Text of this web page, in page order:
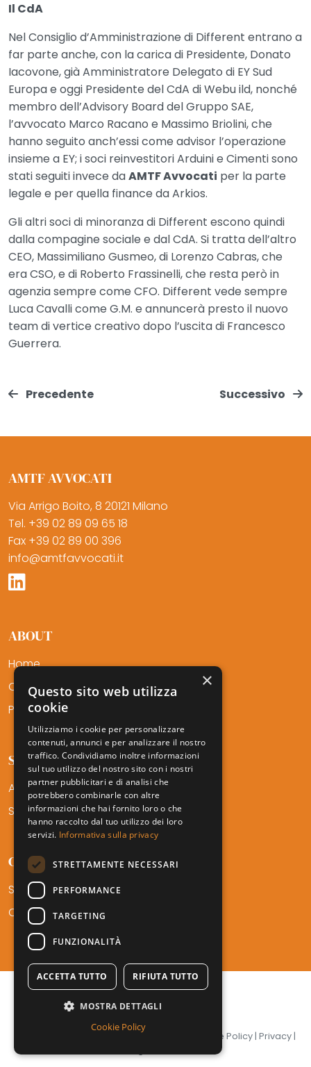
Il CdA
Nel Consiglio d’Amministrazione di Different entrano a
far parte anche, con la carica di Presidente, Donato
Iacovone, già Amministratore Delegato di EY Sud
Europa e oggi Presidente del CdA di Webu ild, nonché
membro dell’Advisory Board del Gruppo SAE,
l’avvocato Marco Racano e Massimo Briolini, che
hanno seguito anch’essi come advisor l’operazione
insieme a EY; i soci reinvestitori Arduini e Cimenti sono
stati seguiti invece daAMTF Avvocati per la parte
legale e per quella finance da Arkios.
Gli altri soci di minoranza di Different escono quindi
dalla compagine sociale e dal CdA. Si tratta dell’altro
CEO, Massimiliano Gusmeo, di Lorenzo Cabras, che
era CSO, e di Roberto Frassinelli, che resta però in
agenzia sempre come CFO. Different vede sempre
Luca Cavalli come G.M. e annuncerà presto il nuovo
team di vertice creativo dopo l’uscita di Francesco
Guerrera.
Precedente Successivo
AMTF AVVOCATI
Via Arrigo Boito, 8 20121 Milano
Tel. +39 02 89 09 65 18
Fax +39 02 89 00 396
info@amtfavvocati.it
ABOUT
Home
Chi Siamo
Professionisti
SERVIZI AMTF
Aree di Competenza
Settori
CONTATTI
Sedi
Career
© 2026 AMTF Avvocati. P.I. 12345678910 | Cookie Policy | Privacy |
×
Questo sito web utilizza
cookie
Utilizziamo i cookie per personalizzare
contenuti, annunci e per analizzare il nostro
traffico. Condividiamo inoltre informazioni
sul tuo utilizzo del nostro sito con i nostri
partner pubblicitari e di analisi che
potrebbero combinarle con altre
informazioni che hai fornito loro o che
hanno raccolto dal tuo utilizzo dei loro
servizi. Informativa sulla privacy
STRETTAMENTE NECESSARI
PERFORMANCE
TARGETING
FUNZIONALITÀ
ACCETTA TUTTO RIFIUTA TUTTO
MOSTRA DETTAGLI
Cookie Policy